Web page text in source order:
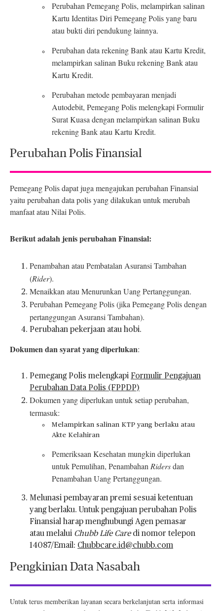
Perubahan Pemegang Polis, melampirkan salinan
Kartu Identitas Diri Pemegang Polis yang baru
atau bukti diri pendukung lainnya.
Perubahan data rekening Bank atau Kartu Kredit,
melampirkan salinan Buku rekening Bank atau
Kartu Kredit.
Perubahan metode pembayaran menjadi
Autodebit, Pemegang Polis melengkapi Formulir
Surat Kuasa dengan melampirkan salinan Buku
rekening Bank atau Kartu Kredit.
Perubahan Polis Finansial
Pemegang Polis dapat juga mengajukan perubahan Finansial
yaitu perubahan data polis yang dilakukan untuk merubah
manfaat atau Nilai Polis.
Berikut adalah jenis perubahan Finansial:
Penambahan atau Pembatalan Asuransi Tambahan
(Rider).
Menaikkan atau Menurunkan Uang Pertanggungan.
Perubahan Pemegang Polis (jika Pemegang Polis dengan
pertanggungan Asuransi Tambahan).
Perubahan pekerjaan atau hobi.
Dokumen dan syarat yang diperlukan:
Pemegang Polis melengkapi Formulir Pengajuan
Perubahan Data Polis (FPPDP)
Dokumen yang diperlukan untuk setiap perubahan,
termasuk:
Melampirkan salinan KTP yang berlaku atau
Akte Kelahiran
Pemeriksaan Kesehatan mungkin diperlukan
untuk Pemulihan, Penambahan Ridersdan
Penambahan Uang Pertanggungan.
Melunasi pembayaran premi sesuai ketentuan
yang berlaku. Untuk pengajuan perubahan Polis
Finansial harap menghubungi Agen pemasar
atau melalui Chubb Life Caredi nomor telepon
14087/Email: Chubbcare.id@chubb.com
Pengkinian Data Nasabah
Untuk terus memberikan layanan secara berkelanjutan serta informasi